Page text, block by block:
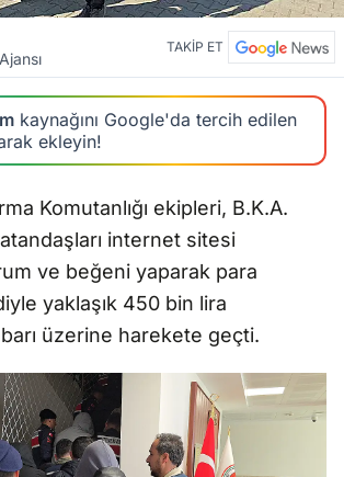
TAKİP ET
kaynağını Google'da tercih edilen
ekleyin!
Komutanlığı ekipleri, B.K.A.
internet sitesi
ve beğeni yaparak para
yaklaşık 450 bin lira
üzerine harekete geçti.